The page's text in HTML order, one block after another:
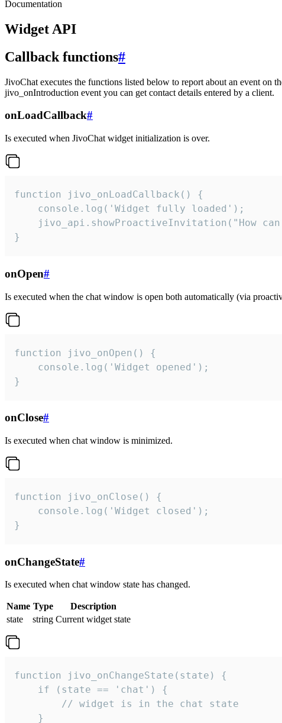
Documentation
Widget API
Callback functions#
JivoChat executes the functions listed below to report about an event on
jivo_onIntroduction event you can get contact details entered by a client.
onLoadCallback#
Is executed when JivoChat widget initialization is over.
function jivo_onLoadCallback() {
    console.log('Widget fully loaded');
jivo_api.showProactiveInvitation("How
}
onOpen#
Is executed when the chat window is open both automatically (via
function jivo_onOpen() {
    console.log('Widget opened');
}
onClose#
Is executed when chat window is minimized.
function jivo_onClose() {
    console.log('Widget closed');
}
onChangeState#
Is executed when chat window state has changed.
Name Type
Description
state
string Current widget state
function jivo_onChangeState(state) {
    if (state == 'chat') {
        // widget is in the chat state
    }